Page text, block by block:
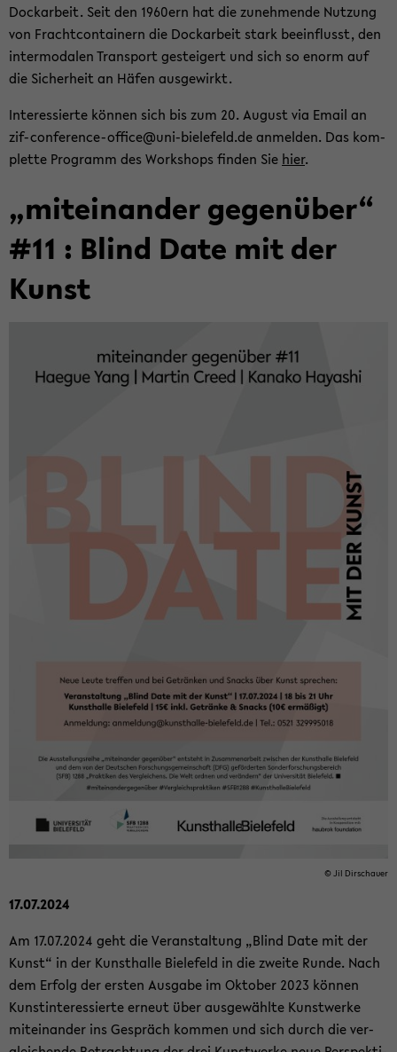
Dock­ar­beit. Seit den 1960ern hat die zu­neh­men­de Nut­zung
von Fracht­con­tai­nern die Dock­ar­beit stark be­ein­flusst, den
in­ter­mo­da­len Trans­port ge­stei­gert und sich so enorm auf
die Si­cher­heit an Häfen aus­ge­wirkt.
In­ter­es­sier­te kön­nen sich bis zum 20. Au­gust via Email an
zif-​conference-office@uni-​bielefeld.de an­mel­den. Das kom­
plet­te Pro­gramm des Work­shops fin­den Sie hier.
„mit­ein­an­der ge­gen­über“
#11 : Blind Date mit der
Kunst
© Jil Dir­schau­er
17.07.2024
Am 17.07.2024 geht die Ver­an­stal­tung „Blind Date mit der
Kunst“ in der Kunst­hal­le Bie­le­feld in die zwei­te Runde. Nach
dem Er­folg der ers­ten Aus­ga­be im Ok­to­ber 2023 kön­nen
Kunst­in­ter­es­sier­te er­neut über aus­ge­wähl­te Kunst­wer­ke
mit­ein­an­der ins Ge­spräch kom­men und sich durch die ver­